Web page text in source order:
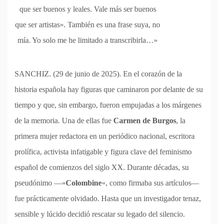
que ser buenos y leales. Vale más ser buenos
que ser artistas». También es una frase suya, no
mía. Yo solo me he limitado a transcribirla…»
SANCHIZ. (29 de junio de 2025). En el corazón de la
historia española hay figuras que caminaron por delante de su
tiempo y que, sin embargo, fueron empujadas a los márgenes
de la memoria. Una de ellas fue Carmen de Burgos, la
primera mujer redactora en un periódico nacional, escritora
prolífica, activista infatigable y figura clave del feminismo
español de comienzos del siglo XX. Durante décadas, su
pseudónimo —»Colombine«, como firmaba sus artículos—
fue prácticamente olvidado. Hasta que un investigador tenaz,
sensible y lúcido decidió rescatar su legado del silencio.